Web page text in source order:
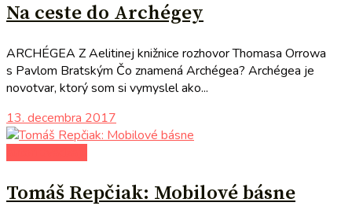
Na ceste do Archégey
ARCHÉGEA Z Aelitinej knižnice rozhovor Thomasa Orrowa
s Pavlom Bratským Čo znamená Archégea? Archégea je
novotvar, ktorý som si vymyslel ako...
13. decembra 2017
Tomáš Repčiak: Mobilové básne